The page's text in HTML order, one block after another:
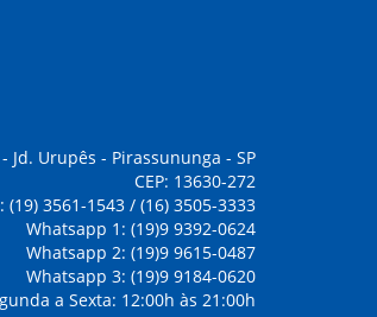
Jd. Urupês - Pirassununga - SP
CEP: 13630-272
(19) 3561-1543 / (16) 3505-3333
Whatsapp 1: (19)9 9392-0624
Whatsapp 2: (19)9 9615-0487
Whatsapp 3: (19)9 9184-0620
a Sexta: 12:00h às 21:00h